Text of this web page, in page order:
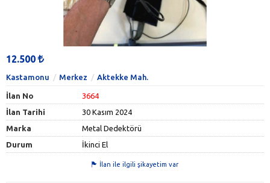
12.500
Kastamonu Merkez Aktekke Mah.
İlan No
3664
İlan Tarihi
30 Kasım 2024
Marka
Metal Dedektörü
Durum
İkinci El
İlan ile ilgili şikayetim var